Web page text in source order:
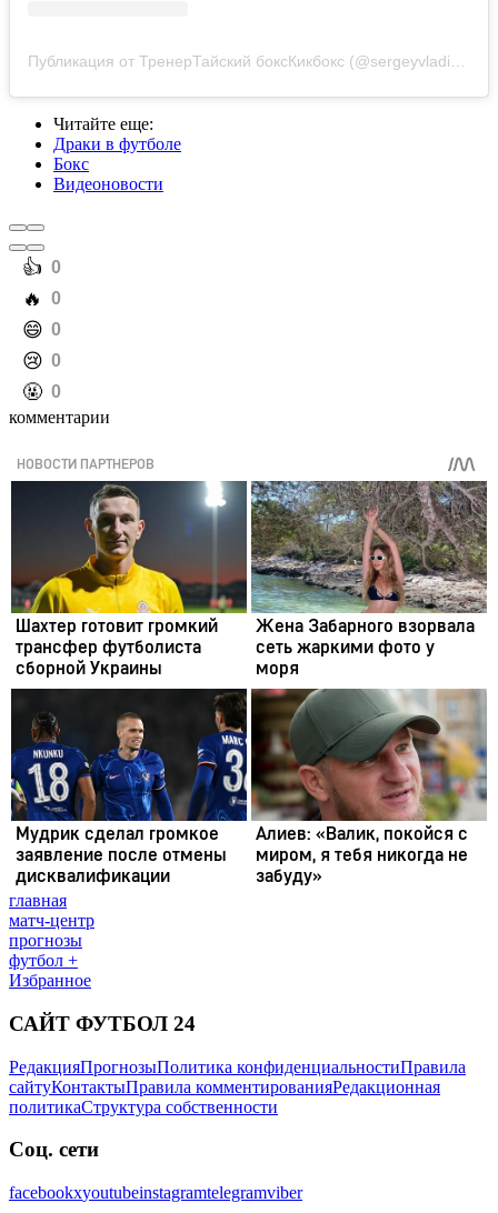
Читайте еще:
Драки в футболе
Бокс
Видеоновости
️👍 0
️🔥 0
️😄 0
️😢 0
️🤬 0
комментарии
главная
матч-центр
прогнозы
футбол +
Избранное
САЙТ ФУТБОЛ 24
РедакцияПрогнозыПолитика конфиденциальностиПравила
сайтуКонтактыПравила комментированияРедакционная
политикаСтруктура собственности
Соц. сети
facebookxyoutubeinstagramtelegramviber